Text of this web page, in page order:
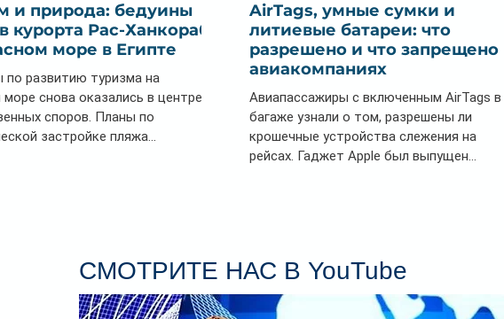
и природа: бедуины
курорта Рас-Ханкораб
море в Египте
по развитию туризма на
море снова оказались в центре
споров. Планы по
застройке пляжа...
AirTags, умные сумки и
литиевые батареи: что
разрешено и что запрещено в
авиакомпаниях
Авиапассажиры с включенным AirTags в
багаже узнали о том, разрешены ли
крошечные устройства слежения на
рейсах. Гаджет Apple был выпущен...
СМОТРИТЕ НАС В YouTube